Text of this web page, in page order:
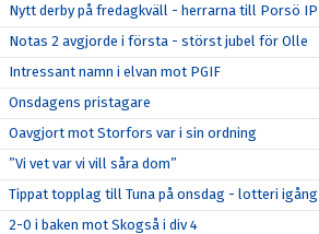
Nytt derby på fredagkväll - herrarna till Porsö IP
Notas 2 avgjorde i första - störst jubel för Olle
Intressant namn i elvan mot PGIF
Onsdagens pristagare
Oavgjort mot Storfors var i sin ordning
”Vi vet var vi vill såra dom”
Tippat topplag till Tuna på onsdag - lotteri igång
2-0 i baken mot Skogså i div 4